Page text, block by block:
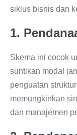
siklus bisnis dan
1.
Skema ini cocok
suntikan modal
penguatan
memungkinkan
dan manajemen